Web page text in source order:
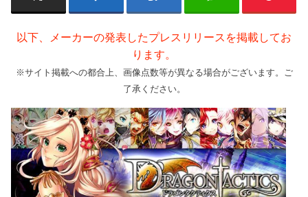
以下、メーカーの発表したプレスリリースを掲載してお
ります。
※サイト掲載への都合上、画像点数等が異なる場合がございます。ご
了承ください。